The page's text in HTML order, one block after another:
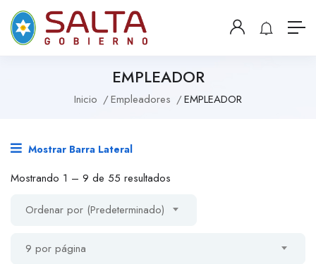
EMPLEADOR
Inicio Empleadores EMPLEADOR
Mostrar Barra Lateral
Mostrando 1 – 9 de 55 resultados
Ordenar por (Predeterminado)
9 por página